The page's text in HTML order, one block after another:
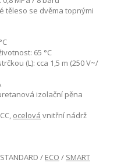
těleso se dvěma topnými
65 °C
(L): cca 1,5 m (250 V~/
izolační pěna
ocelová vnitřní nádrž
/ ECO / SMART